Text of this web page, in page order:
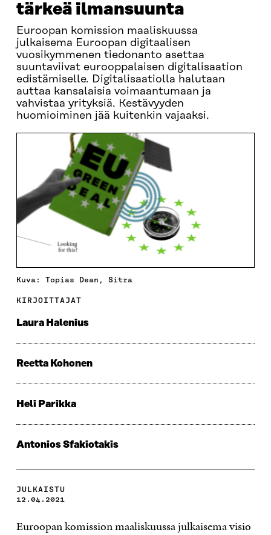
tärkeä ilmansuunta
Euroopan komission maaliskuussa
julkaisema Euroopan digitaalisen
vuosikymmenen tiedonanto asettaa
suuntaviivat eurooppalaisen digitalisaation
edistämiselle. Digitalisaatiolla halutaan
auttaa kansalaisia voimaantumaan ja
vahvistaa yrityksiä. Kestävyyden
huomioiminen jää kuitenkin vajaaksi.
Kuva: Topias Dean, Sitra
KIRJOITTAJAT
Laura Halenius
Reetta Kohonen
Heli Parikka
Antonios Sfakiotakis
JULKAISTU
12.04.2021
Euroopan komission maaliskuussa julkaisema visio